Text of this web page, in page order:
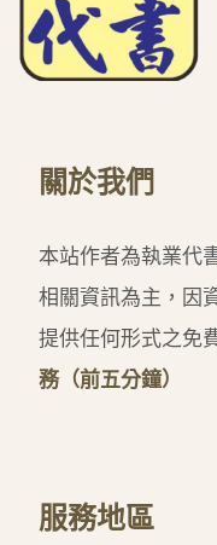
關於我們
本站作者為執業代
相關資訊為主，因
提供任何形式之免
務（前五分鐘）
服務地區